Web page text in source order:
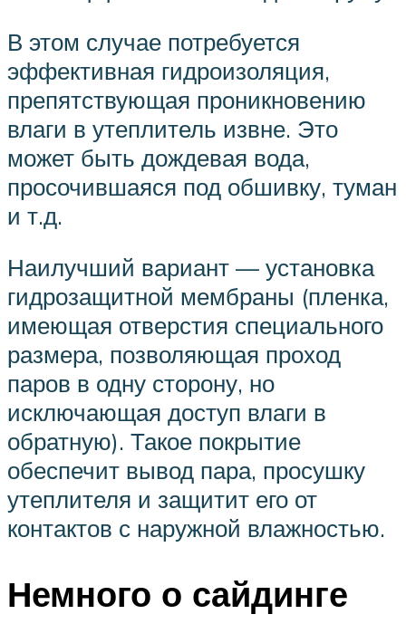
В этом случае потребуется
эффективная гидроизоляция,
препятствующая проникновению
влаги в утеплитель извне. Это
может быть дождевая вода,
просочившаяся под обшивку, туман
и т.д.
Наилучший вариант — установка
гидрозащитной мембраны (пленка,
имеющая отверстия специального
размера, позволяющая проход
паров в одну сторону, но
исключающая доступ влаги в
обратную). Такое покрытие
обеспечит вывод пара, просушку
утеплителя и защитит его от
контактов с наружной влажностью.
Немного о сайдинге